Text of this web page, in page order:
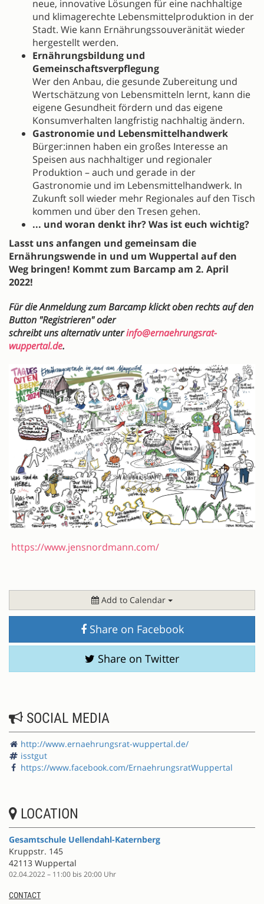
neue, innovative Lösungen für eine nachhaltige
und klimagerechte Lebensmittelproduktion in der
Stadt. Wie kann Ernährungssouveränität wieder
hergestellt werden.
Ernährungsbildung und
Gemeinschaftsverpflegung
Wer den Anbau, die gesunde Zubereitung und
Wertschätzung von Lebensmitteln lernt, kann die
eigene Gesundheit fördern und das eigene
Konsumverhalten langfristig nachhaltig ändern.
Gastronomie und Lebensmittelhandwerk
Bürger:innen haben ein großes Interesse an
Speisen aus nachhaltiger und regionaler
Produktion – auch und gerade in der
Gastronomie und im Lebensmittelhandwerk. In
Zukunft soll wieder mehr Regionales auf den Tisch
kommen und über den Tresen gehen.
... und woran denkt ihr? Was ist euch wichtig?
Lasst uns anfangen und gemeinsam die
Ernährungswende in und um Wuppertal auf den
Weg bringen! Kommt zum Barcamp am 2. April
2022!
Für die Anmeldung zum Barcamp klickt oben rechts auf den
Button "Registrieren" oder
schreibt uns alternativ unterinfo@ernaehrungsrat-
wuppertal.de.
https://www.jensnordmann.com/
Add to Calendar
Share on Facebook
Share on Twitter
SOCIAL MEDIA
http://www.ernaehrungsrat-wuppertal.de/
isstgut
https://www.facebook.com/ErnaehrungsratWuppertal
LOCATION
Gesamtschule Uellendahl-Katernberg
Kruppstr. 145
42113 Wuppertal
02.04.2022 – 11:00 bis 20:00 Uhr
CONTACT